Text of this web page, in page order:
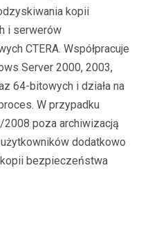
kopii
i serwerów
CTERA. Współpracuje
Server 2000, 2003,
64-bitowych i działa na
W przypadku
poza archiwizacją
dodatkowo
bezpieczeństwa